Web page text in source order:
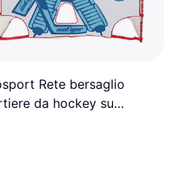
Rete bersaglio
da hockey su